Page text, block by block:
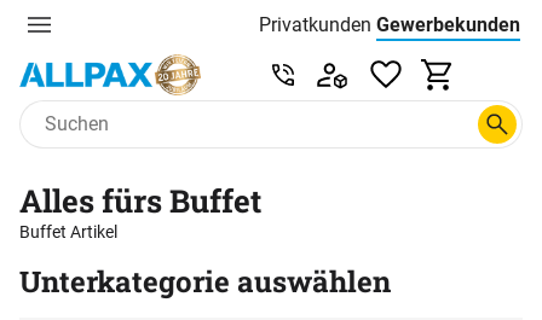
Menu Privatkunden Preisliste:
Gewerbekunden
Zum Hauptinhalt springen
Service & Beratung unter
Alles fürs Buffet
Buffet Artikel
Unterkategorie auswählen